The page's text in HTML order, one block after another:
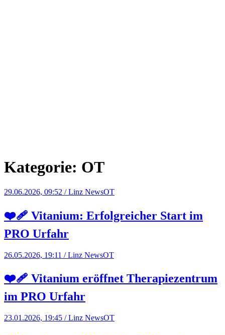
Kategorie: OT
29.06.2026, 09:52 / Linz NewsOT
❤️‍🩹 Vitanium: Erfolgreicher Start im
PRO Urfahr
26.05.2026, 19:11 / Linz NewsOT
❤️‍🩹 Vitanium eröffnet Therapiezentrum
im PRO Urfahr
23.01.2026, 19:45 / Linz NewsOT